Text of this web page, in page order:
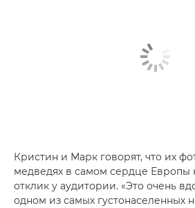
Кристин и Марк говорят, что их
медведях в самом сердце
отклик у аудитории. «Это очень
одном из самых густонаселенных